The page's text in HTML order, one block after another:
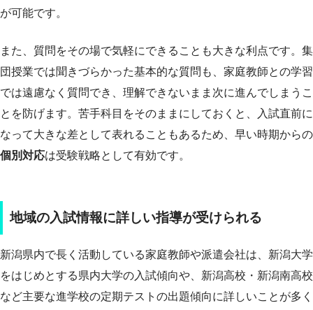
が可能です。
また、質問をその場で気軽にできることも大きな利点です。集
団授業では聞きづらかった基本的な質問も、家庭教師との学習
では遠慮なく質問でき、理解できないまま次に進んでしまうこ
とを防げます。苦手科目をそのままにしておくと、入試直前に
なって大きな差として表れることもあるため、早い時期からの
個別対応は受験戦略として有効です。
地域の入試情報に詳しい指導が受けられる
新潟県内で長く活動している家庭教師や派遣会社は、新潟大学
をはじめとする県内大学の入試傾向や、新潟高校・新潟南高校
など主要な進学校の定期テストの出題傾向に詳しいことが多く